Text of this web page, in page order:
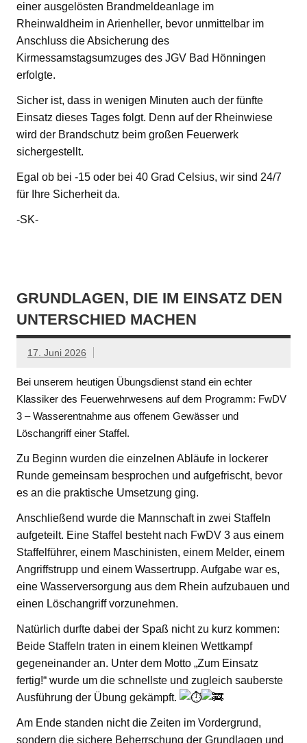
einer ausgelösten Brandmeldeanlage im
Rheinwaldheim in Arienheller, bevor unmittelbar im
Anschluss die Absicherung des
Kirmessamstagsumzuges des JGV Bad Hönningen
erfolgte.
Sicher ist, dass in wenigen Minuten auch der fünfte
Einsatz dieses Tages folgt. Denn auf der Rheinwiese
wird der Brandschutz beim großen Feuerwerk
sichergestellt.
Egal ob bei -15 oder bei 40 Grad Celsius, wir sind 24/7
für Ihre Sicherheit da.
-SK-
GRUNDLAGEN, DIE IM EINSATZ DEN
UNTERSCHIED MACHEN
17. Juni 2026
Bei unserem heutigen Übungsdienst stand ein echter
Klassiker des Feuerwehrwesens auf dem Programm: FwDV
3 – Wasserentnahme aus offenem Gewässer und
Löschangriff einer Staffel.
Zu Beginn wurden die einzelnen Abläufe in lockerer
Runde gemeinsam besprochen und aufgefrischt, bevor
es an die praktische Umsetzung ging.
Anschließend wurde die Mannschaft in zwei Staffeln
aufgeteilt. Eine Staffel besteht nach FwDV 3 aus einem
Staffelführer, einem Maschinisten, einem Melder, einem
Angriffstrupp und einem Wassertrupp. Aufgabe war es,
eine Wasserversorgung aus dem Rhein aufzubauen und
einen Löschangriff vorzunehmen.
Natürlich durfte dabei der Spaß nicht zu kurz kommen:
Beide Staffeln traten in einem kleinen Wettkampf
gegeneinander an. Unter dem Motto „Zum Einsatz
fertig!“ wurde um die schnellste und zugleich sauberste
Ausführung der Übung gekämpft.
Am Ende standen nicht die Zeiten im Vordergrund,
sondern die sichere Beherrschung der Grundlagen und